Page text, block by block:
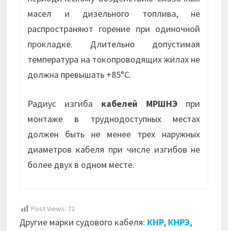
масел и дизельного топлива, не
распространяют горение при одиночной
прокладке. Длительно допустимая
температура на токопроводящих жилах не
должна превышать +85°С.
Радиус изгиба кабелей МРШНЭ при
монтаже в труднодоступных местах
должен быть не менее трех наружных
диаметров кабеля при числе изгибов не
более двух в одном месте.
Post Views: 72
Другие марки судового кабеля: КНР, КНРЭ,